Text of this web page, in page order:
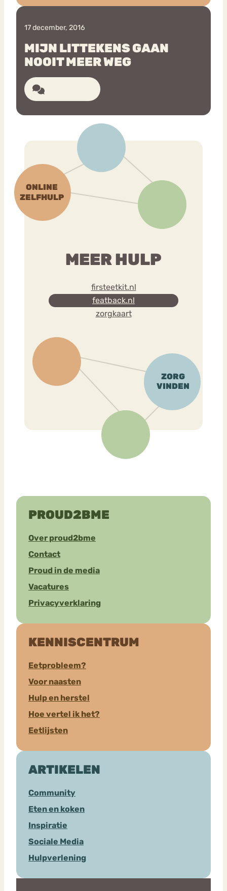
17 december, 2016
MIJN LITTEKENS GAAN
NOOIT MEER WEG
MEER HULP
firsteetkit.nl
featback.nl
zorgkaart
PROUD2BME
Over proud2bme
Contact
Proud in de media
Vacatures
Privacyverklaring
KENNISCENTRUM
Eetprobleem?
Voor naasten
Hulp en herstel
Hoe vertel ik het?
Eetlijsten
ARTIKELEN
Community
Eten en koken
Inspiratie
Sociale Media
Hulpverlening